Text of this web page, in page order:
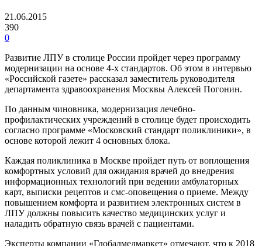
21.06.2015
390
0
Развитие ЛПУ в столице России пройдет через программу
модернизации на основе 4-х стандартов. Об этом в интервью
«Российской газете» рассказал заместитель руководителя
департамента здравоохранения Москвы Алексей Погонин.
По данным чиновника, модернизация лечебно-
профилактических учреждений в столице будет происходить
согласно программе «Московский стандарт поликлиники», в
основе которой лежит 4 основных блока.
Каждая поликлиника в Москве пройдет путь от воплощения
комфортных условий для ожидания врачей до внедрения
информационных технологий при ведении амбулаторных
карт, выписки рецептов и смс-оповещения о приеме. Между
повышением комфорта и развитием электронных систем в
ЛПУ должны повысить качество медицинских услуг и
наладить обратную связь врачей с пациентами.
Эксперты компании «Глобалмедмаркет» отмечают, что к 2018